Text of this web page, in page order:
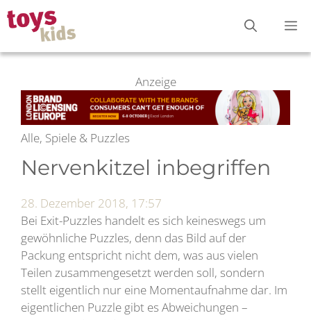
Zum
Inhalt
springen
Anzeige
Alle, Spiele & Puzzles
Nervenkitzel inbegriffen
28. Dezember 2018, 17:57
Bei Exit-Puzzles handelt es sich keineswegs um
gewöhnliche Puzzles, denn das Bild auf der
Packung entspricht nicht dem, was aus vielen
Teilen zusammengesetzt werden soll, sondern
stellt eigentlich nur eine Momentaufnahme dar. Im
eigentlichen Puzzle gibt es Abweichungen –